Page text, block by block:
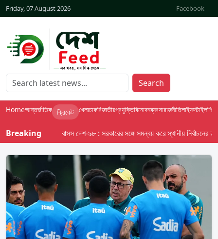
Friday, 07 August 2026 Facebook
Search
Homeআন্তর্জাতিক ক্রিকেট খেলাচাকরিজাতীয়প্রযুক্তিবিনোদনব্যবসারাজনীতিলাইফস্টাইলশিক্ষা
Breaking বাসস দেশ-৯৮ : সরকারের সঙ্গে সমন্বয় করে স্থানীয় নির্বাচনের